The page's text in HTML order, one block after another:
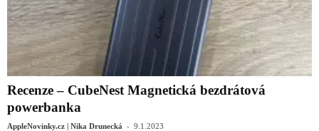
Recenze – CubeNest Magnetická bezdrátová
powerbanka
AppleNovinky.cz | Nika Drunecká - 9.1.2023